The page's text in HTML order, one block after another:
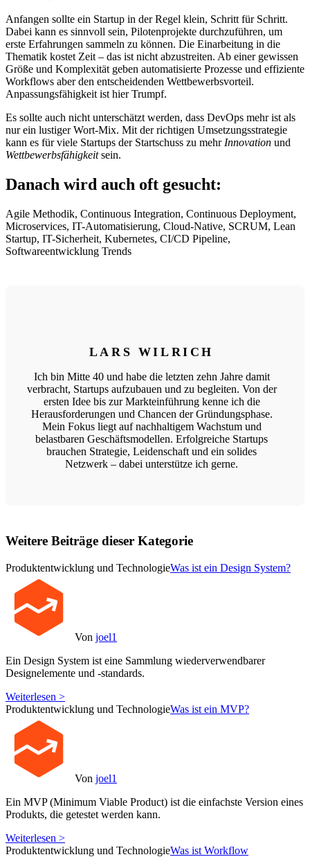
Anfangen sollte ein Startup in der Regel klein, Schritt für Schritt.
Dabei kann es sinnvoll sein, Pilotenprojekte durchzuführen, um
erste Erfahrungen sammeln zu können. Die Einarbeitung in die
Thematik kostet Zeit – das ist nicht abzustreiten. Ab einer gewissen
Größe und Komplexität geben automatisierte Prozesse und effiziente
Workflows aber den entscheidenden Wettbewerbsvorteil.
Anpassungsfähigkeit ist hier Trumpf.
Es sollte auch nicht unterschätzt werden, dass DevOps mehr ist als
nur ein lustiger Wort-Mix. Mit der richtigen Umsetzungsstrategie
kann es für viele Startups der Startschuss zu mehr Innovation und
Wettbewerbsfähigkeitsein.
Danach wird auch oft gesucht:
Agile Methodik, Continuous Integration, Continuous Deployment,
Microservices, IT-Automatisierung, Cloud-Native, SCRUM, Lean
Startup, IT-Sicherheit, Kubernetes, CI/CD Pipeline,
Softwareentwicklung Trends
LARS WILRICH
Ich bin Mitte 40 und habe die letzten zehn Jahre damit
verbracht, Startups aufzubauen und zu begleiten. Von der
ersten Idee bis zur Markteinführung kenne ich die
Herausforderungen und Chancen der Gründungsphase.
Mein Fokus liegt auf nachhaltigem Wachstum und
belastbaren Geschäftsmodellen. Erfolgreiche Startups
brauchen Strategie, Leidenschaft und ein solides
Netzwerk – dabei unterstütze ich gerne.
Weitere Beiträge dieser Kategorie
Produktentwicklung und TechnologieWas ist ein Design System?
Von joel1
Ein Design System ist eine Sammlung wiederverwendbarer
Designelemente und -standards.
Weiterlesen >
Produktentwicklung und TechnologieWas ist ein MVP?
Von joel1
Ein MVP (Minimum Viable Product) ist die einfachste Version eines
Produkts, die getestet werden kann.
Weiterlesen >
Produktentwicklung und TechnologieWas ist Workflow